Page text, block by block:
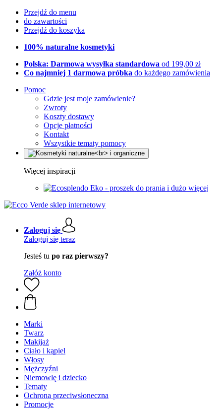
Przejdź do menu
do zawartości
Przejdź do koszyka
100% naturalne kosmetyki
Polska: Darmowa wysyłka standardowa od 199,00 zł
Co najmniej 1 darmowa próbka do każdego zamówienia
Pomoc
Gdzie jest moje zamówienie?
Zwroty
Koszty dostawy
Opcje płatności
Kontakt
Wszystkie tematy pomocy
Więcej inspiracji
Eko - proszek do prania i dużo więcej
Zaloguj się
Zaloguj się teraz
Jesteś tu po raz pierwszy?
Załóż konto
Marki
Twarz
Makijaż
Ciało i kąpiel
Włosy
Mężczyźni
Niemowlę i dziecko
Tematy
Ochrona przeciwsłoneczna
Promocje